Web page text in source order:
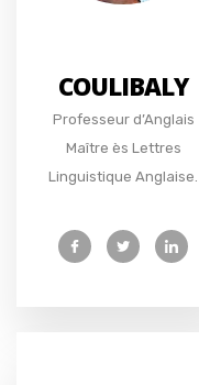
COULIBALY
Professeur d’Anglais
Maître ès Lettres
Linguistique Anglaise.